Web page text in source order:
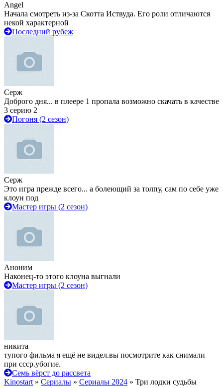
Angel
Начала смотреть из-за Скотта Иствуда. Его роли отличаются
некой характерной
Последний рубеж
Серж
Доброго дня... в плеере 1 пропала возможно скачать в качестве
3 серию 2
Погоня (2 сезон)
Серж
Это игра прежде всего... а болеющий за толпу, сам по себе уже
клоун под
Мастер игры (2 сезон)
Аноним
Наконец-то этого клоуна выгнали
Мастер игры (2 сезон)
никита
тупого фильма я ещё не видел.вы посмотрите как снимали
при ссср.убогие.
Семь вёрст до рассвета
Kinostart » Сериалы » Сериалы 2024 » Три лодки судьбы